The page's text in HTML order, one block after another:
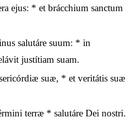
ejus: * et brácchium sanctum
salutáre suum: * in
justítiam suam.
suæ, * et veritátis suæ
terræ * salutáre Dei nostri.